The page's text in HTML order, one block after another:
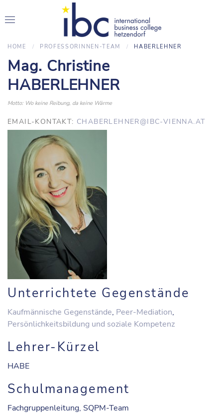
HOME PROFESSORINNEN-TEAM HABERLEHNER
Mag. Christine
HABERLEHNER
Motto: Wo keine Reibung, da keine Wärme
EMAIL-KONTAKT: CHABERLEHNER@IBC-VIENNA.AT
Unterrichtete Gegenstände
Kaufmännische Gegenstände, Peer-Mediation,
Persönlichkeitsbildung und soziale Kompetenz
Lehrer-Kürzel
HABE
Schulmanagement
Fachgruppenleitung, SQPM-Team